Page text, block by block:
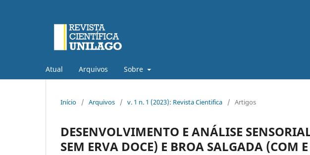
Atual Arquivos Sobre
Início / Arquivos / v. 1 n. 1 (2023): Revista Cientifica / Artigos
DESENVOLVIMENTO E ANÁLISE
SEM ERVA DOCE) E BROA SALGADA (COM